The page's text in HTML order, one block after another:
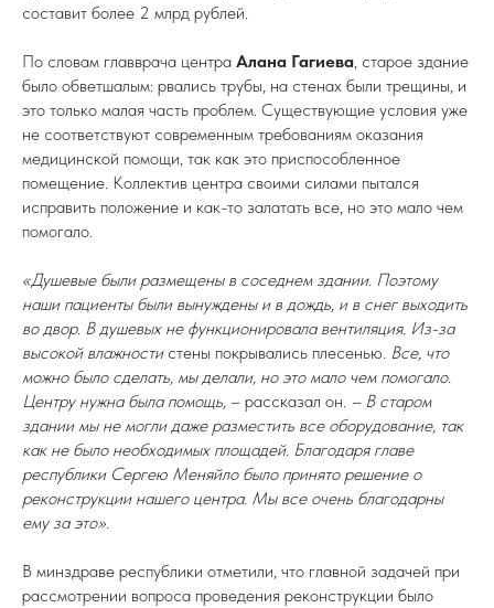
составит более 2 млрд рублей.
По словам главврача центра Алана Гагиева, старое здание
было обветшалым: рвались трубы, на стенах были трещины, и
это только малая часть проблем. Существующие условия уже
не соответствуют современным требованиям оказания
медицинской помощи, так как это приспособленное
помещение. Коллектив центра своими силами пытался
исправить положение и как-то залатать все, но это мало чем
помогало.
«Душевые были размещены в соседнем здании. Поэтому
наши пациенты были вынуждены и в дождь, и в снег выходить
во двор. В душевых не функционировала вентиляция. Из-за
высокой влажности стены покрывались плесенью. Все, что
можно было сделать, мы делали, но это мало чем помогало.
Центру нужна была помощь, – рассказал он. – В старом
здании мы не могли даже разместить все оборудование, так
как не было необходимых площадей. Благодаря главе
республики Сергею Меняйло было принято решение о
реконструкции нашего центра. Мы все очень благодарны
ему за это».
В минздраве республики отметили, что главной задачей при
рассмотрении вопроса проведения реконструкции было